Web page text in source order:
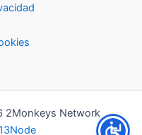
2Monkeys Network